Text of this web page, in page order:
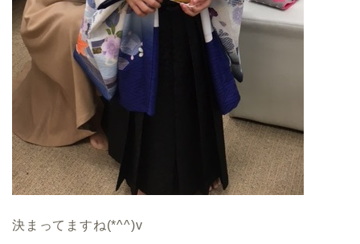
決まってますね(*^^)v